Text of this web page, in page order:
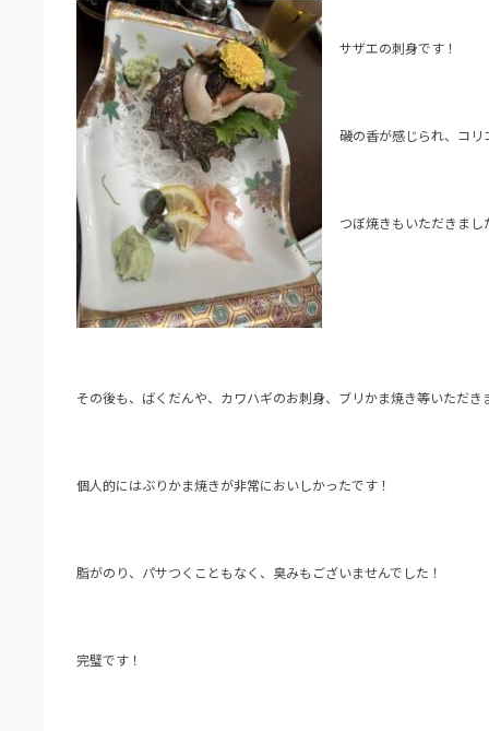
サザエの刺身です！
磯の香が感じられ、コ
つぼ焼きもいただきま
その後も、ばくだんや、カワハギのお刺身、ブリかま焼き等いただき
個人的にはぶりかま焼きが非常においしかったです！
脂がのり、パサつくこともなく、臭みもございませんでした！
完璧です！